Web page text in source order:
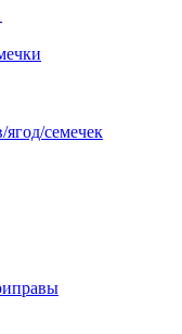
семечек